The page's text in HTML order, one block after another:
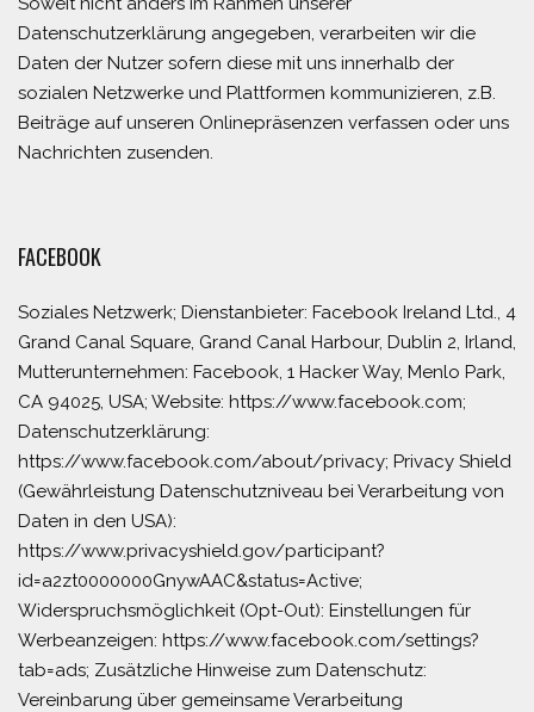
Datenschutzerklärung angegeben, verarbeiten wir die
Daten der Nutzer sofern diese mit uns innerhalb der
sozialen Netzwerke und Plattformen kommunizieren, z.B.
Beiträge auf unseren Onlinepräsenzen verfassen oder uns
Nachrichten zusenden.
FACEBOOK
Soziales Netzwerk; Dienstanbieter: Facebook Ireland Ltd., 4
Grand Canal Square, Grand Canal Harbour, Dublin 2, Irland,
Mutterunternehmen: Facebook, 1 Hacker Way, Menlo Park,
CA 94025, USA; Website: https://www.facebook.com;
Datenschutzerklärung:
https://www.facebook.com/about/privacy; Privacy Shield
(Gewährleistung Datenschutzniveau bei Verarbeitung von
Daten in den USA):
https://www.privacyshield.gov/participant?
id=a2zt0000000GnywAAC&status=Active;
Widerspruchsmöglichkeit (Opt-Out): Einstellungen für
Werbeanzeigen: https://www.facebook.com/settings?
tab=ads; Zusätzliche Hinweise zum Datenschutz:
Vereinbarung über gemeinsame Verarbeitung